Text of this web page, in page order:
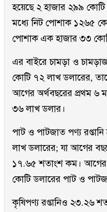
হয়েছে ২ হাজার ২৯৯
মধ্যে নিট পোশাক ১২৬৫
পোশাক এক হাজার ৩৩
এর বাইরে চামড়া ও
কোটি ৭২ লাখ ডলারের,
আগের অর্থবছরের প্রথম ৬
৩৬ লাখ ডলার।
পাট ও পাটজাত পণ্য
লাখ ডলারের; যা আগের
১৭.৬৫ শতাংশ কম। আগের
কোটি ডলারের পাট ও
কৃষিপণ্য রপ্তানিও ২৩.২৬